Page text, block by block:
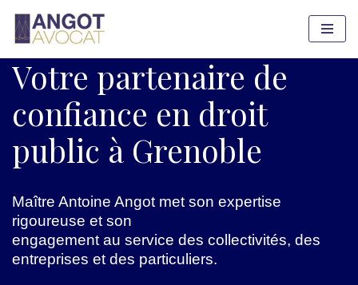
Skip
to
content
Votre partenaire de
confiance en droit
public à Grenoble
Maître Antoine Angot met son expertise
rigoureuse et son
engagement au service des collectivités, des
entreprises et des particuliers.